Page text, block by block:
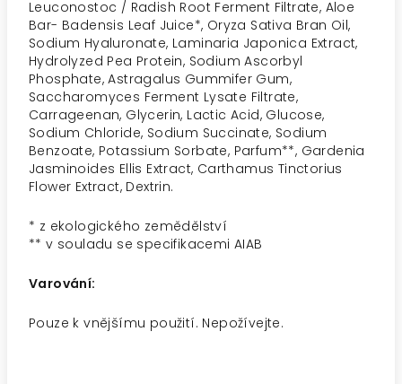
Leuconostoc / Radish Root Ferment Filtrate, Aloe
Bar- Badensis Leaf Juice*, Oryza Sativa Bran Oil,
Sodium Hyaluronate, Laminaria Japonica Extract,
Hydrolyzed Pea Protein, Sodium Ascorbyl
Phosphate, Astragalus Gummifer Gum,
Saccharomyces Ferment Lysate Filtrate,
Carrageenan, Glycerin, Lactic Acid, Glucose,
Sodium Chloride, Sodium Succinate, Sodium
Benzoate, Potassium Sorbate, Parfum**, Gardenia
Jasminoides Ellis Extract, Carthamus Tinctorius
Flower Extract, Dextrin.
* z ekologického zemědělství
** v souladu se specifikacemi AIAB
Varování:
Pouze k vnějšímu použití. Nepožívejte.